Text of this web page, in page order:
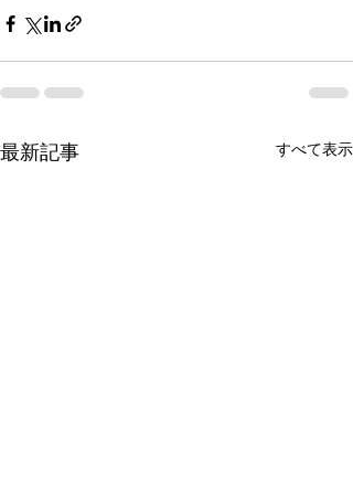
最新記事 すべて表示